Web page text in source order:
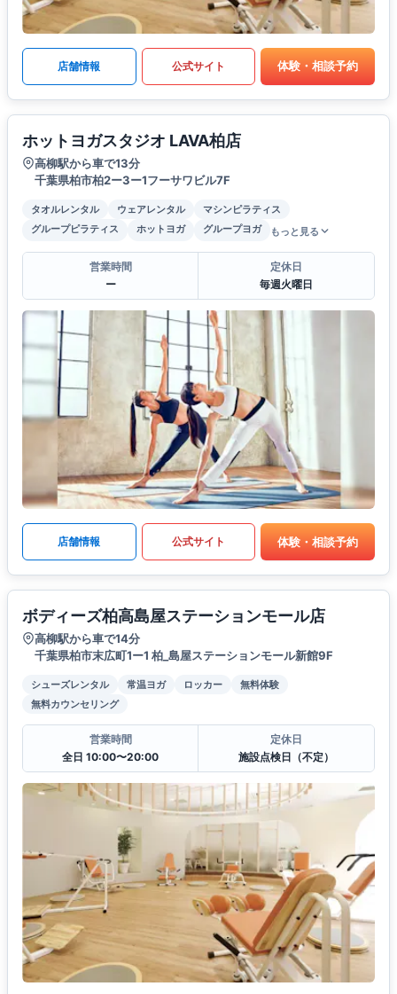
店舗情報 公式サイト 体験・相談予約
ホットヨガスタジオ LAVA柏店
高柳駅から車で13分
千葉県柏市柏2ー3ー1フーサワビル7F
タオルレンタル ウェアレンタル
マシンピラティス
グループピラティス
ホットヨガ グループヨガ もっと見る
営業時間
ー
定休日
毎週火曜日
店舗情報 公式サイト 体験・相談予約
ボディーズ柏高島屋ステーションモール店
高柳駅から車で14分
千葉県柏市末広町1ー1 柏_島屋ステーションモール新館9F
シューズレンタル 常温ヨガ ロッカー
無料体験
無料カウンセリング
営業時間
全日 10:00〜20:00
定休日
施設点検日（不定）